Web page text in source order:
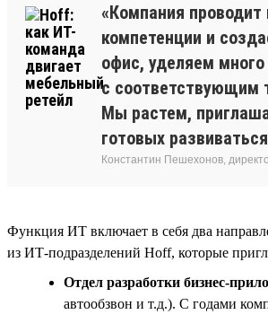
«Компания
компетенции и
офис, уделяем
с соответствующим
Мы растем,
готовых
Константин Пешехонов,
Функция ИТ включает в себя два
из ИТ-подразделений Hoff, которые
Отдел разработки бизнес-
автообзвон и т.д.). С годами